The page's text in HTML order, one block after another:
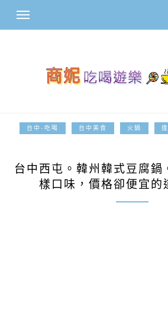
台中-吃喝 台中美食 火鍋
台中西屯。韓州韓式豆腐鍋
樣口味，價格卻便宜的